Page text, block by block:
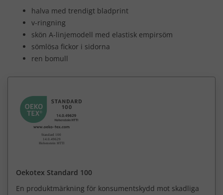
halva med trendigt bladprint
v-ringning
skön A-linjemodell med elastisk empirsöm
sömlösa fickor i sidorna
ren bomull
Oekotex Standard 100
En produktmärkning för konsumentskydd mot skadliga